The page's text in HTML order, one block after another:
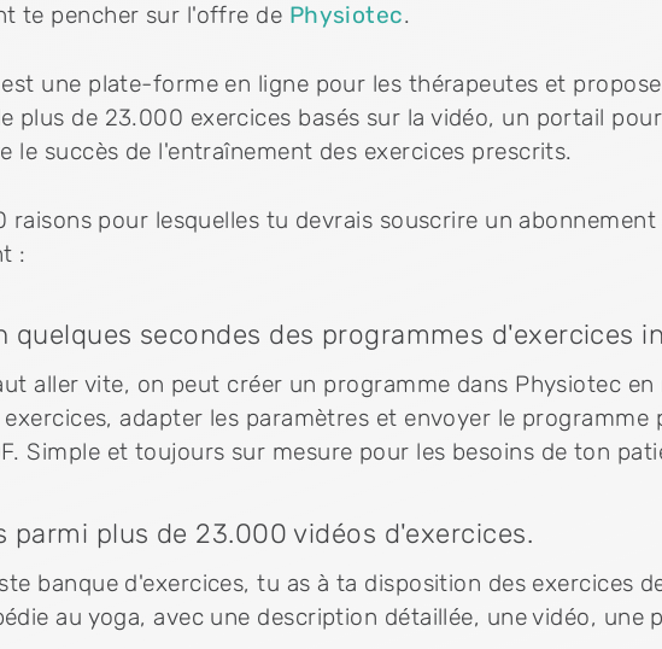
te pencher sur l'offre de Physiotec.
une plate-forme en ligne pour les thérapeutes et
plus de 23.000 exercices basés sur la vidéo, un portail
le succès de l'entraînement des exercices prescrits.
raisons pour lesquelles tu devrais souscrire un abonnement
:
quelques secondes des programmes d'exercices
aller vite, on peut créer un programme dans Physiotec
exercices, adapter les paramètres et envoyer le programme
Simple et toujours sur mesure pour les besoins de ton
parmi plus de 23.000 vidéos d'exercices.
banque d'exercices, tu as à ta disposition des exercices
au yoga, avec une description détaillée, une vidéo, une